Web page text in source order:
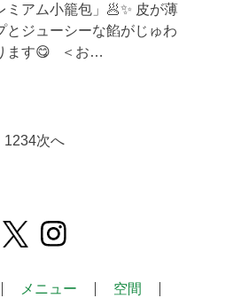
ミアム小籠包」🥟✨ 皮が薄
とジューシーな餡がじゅわ
ます😋 ＜お…
1234次へ
メニュー
空間